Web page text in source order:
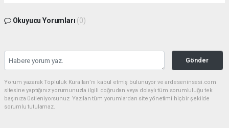
Okuyucu Yorumları (0)
Gönder
Yorum yazarak Topluluk Kuralları’nı kabul etmiş bulunuyor ve ardeseninsesi.com
sitesine yaptığınız yorumunuzla ilgili doğrudan veya dolaylı tüm sorumluluğu tek
başınıza üstleniyorsunuz. Yazılan tüm yorumlardan site yönetimi hiçbir şekilde
sorumlu tutulamaz.